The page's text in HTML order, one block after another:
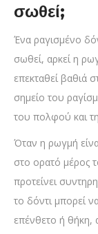
σωθεί;
Ένα ραγισμένο
σωθεί, αρκεί η
επεκταθεί βαθιά
σημείο του
του πολφού και
Όταν η ρωγμή
στο ορατό μέρος
προτείνει
το δόντι μπορεί
επένθετο ή θήκη,